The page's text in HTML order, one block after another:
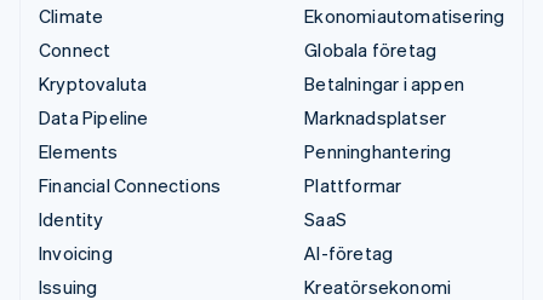
Climate
Connect
Kryptovaluta
Data Pipeline
Elements
Financial Connections
Identity
Invoicing
Issuing
Ekonomiautomatisering
Globala företag
Betalningar i appen
Marknadsplatser
Penninghantering
Plattformar
SaaS
AI-företag
Kreatörsekonomi